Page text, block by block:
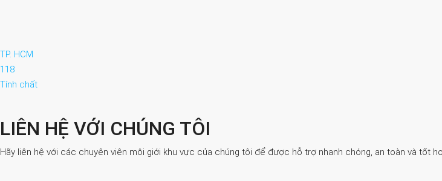
TP. HCM
118
Tính chất
LIÊN HỆ VỚI CHÚNG TÔI
Hãy liên hệ với các chuyên viên môi giới khu vực của chúng tôi để được hỗ trợ nhanh chóng, an toàn và tốt